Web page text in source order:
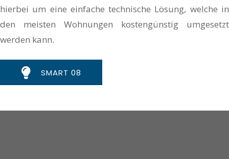
hierbei um eine einfache technische Lösung, welche in
den meisten Wohnungen kostengünstig umgesetzt
werden kann.
SMART 08